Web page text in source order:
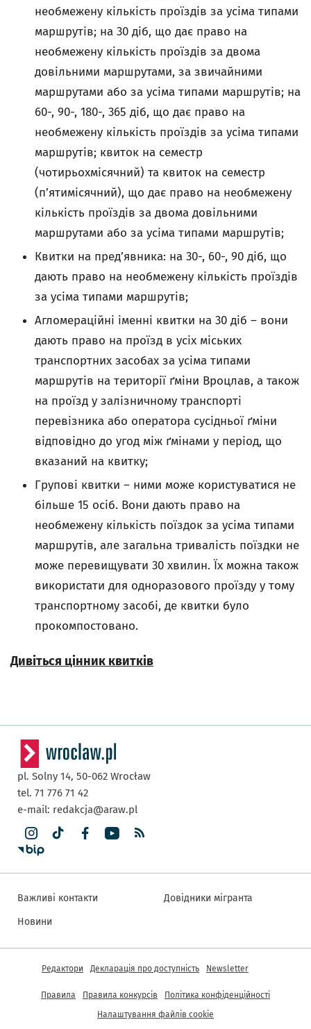
необмежену кількість проїздів за усіма типами
маршрутів; на 30 діб, що дає право на
необмежену кількість проїздів за двома
довільними маршрутами, за звичайними
маршрутами або за усіма типами маршрутів; на
60-, 90-, 180-, 365 діб, що дає право на
необмежену кількість проїздів за усіма типами
маршрутів; квиток на семестр
(чотирьохмісячний) та квиток на семестр
(п’ятимісячний), що дає право на необмежену
кількість проїздів за двома довільними
маршрутами або за усіма типами маршрутів;
Квитки на пред’явника: на 30-, 60-, 90 діб, що
дають право на необмежену кількість проїздів
за усіма типами маршрутів;
Агломераційні іменні квитки на 30 діб – вони
дають право на проїзд в усіх міських
транспортних засобах за усіма типами
маршрутів на території ґміни Вроцлав, а також
на проїзд у залізничному транспорті
перевізника або оператора сусідньої ґміни
відповідно до угод між ґмінами у період, що
вказаний на квитку;
Групові квитки – ними може користуватися не
більше 15 осіб. Вони дають право на
необмежену кількість поїздок за усіма типами
маршрутів, але загальна тривалість поїздки не
може перевищувати 30 хвилин. Їх можна також
використати для одноразового проїзду у тому
транспортному засобі, де квитки було
прокомпостовано.
Дивіться цінник квитків
pl. Solny 14, 50-062 Wrocław
tel. 71 776 71 42
e-mail: redakcja@araw.pl
Важливі контакти
Новини
Довідники мігранта
Інша інформація
Редактори Декларація про доступність Newsletter
Правила Правила конкурсів
Політика конфіденційності
Налаштування файлів cookie